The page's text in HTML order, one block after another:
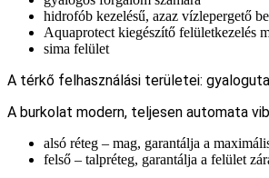
hidrofób kezelésű, azaz vízlepergető
Aquaprotect kiegészítő felületkezelés
sima felület
A térkő felhasználási területei:
A burkolat modern, teljesen automata
alsó réteg – mag, garantálja a
felső – talpréteg, garantálja a felület